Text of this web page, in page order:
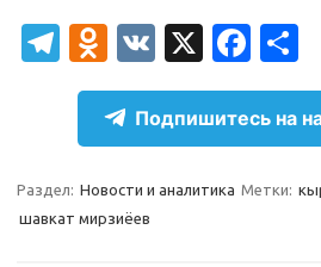
T
el
gr
a
m
O
d
n
o
kl
as
V
K
X
Fa
c
e
b
o
т
п
р
а
Подпишитесь на
Раздел: Новости и аналитика Метки:
шавкат мирзиёев